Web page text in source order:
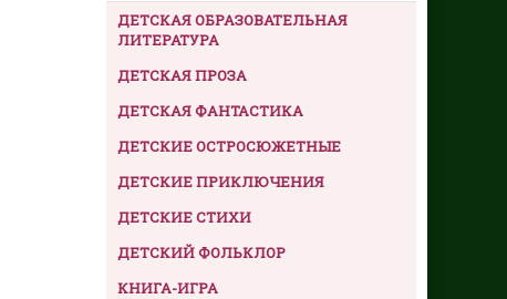
ДЕТСКАЯ ОБРАЗОВАТЕЛЬНАЯ
ЛИТЕРАТУРА
ДЕТСКАЯ ПРОЗА
ДЕТСКАЯ ФАНТАСТИКА
ДЕТСКИЕ ОСТРОСЮЖЕТНЫЕ
ДЕТСКИЕ ПРИКЛЮЧЕНИЯ
ДЕТСКИЕ СТИХИ
ДЕТСКИЙ ФОЛЬКЛОР
КНИГА-ИГРА